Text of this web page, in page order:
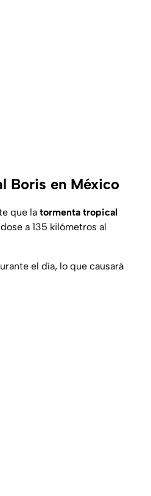
Boris en México
que la tormenta tropical
a 135 kilómetros al
el día, lo que causará